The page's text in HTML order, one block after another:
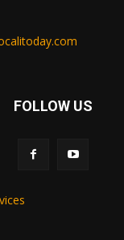
FOLLOW US